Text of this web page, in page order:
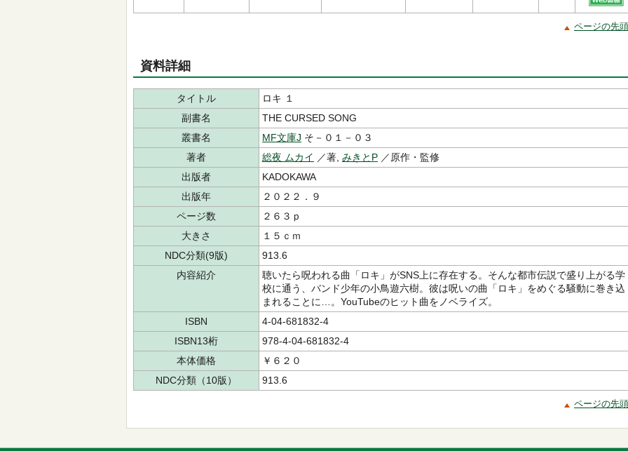
ページの先
資料詳細
タイトル
ロキ １
副書名
THE CURSED SONG
叢書名
MF文庫J そ－０１－０３
著者
総夜 ムカイ ／著, みきとP ／原作・監修
出版者
KADOKAWA
出版年
２０２２．９
ページ数
２６３ｐ
大きさ
１５ｃｍ
NDC分類(9版)
913.6
内容紹介
聴いたら呪われる曲「ロキ」がSNS上に存在する。そんな都市伝説で盛り上がる学
校に通う、バンド少年の小鳥遊六樹。彼は呪いの曲「ロキ」をめぐる騒動に巻き込
まれることに…。YouTubeのヒット曲をノベライズ。
ISBN
4-04-681832-4
ISBN13桁
978-4-04-681832-4
本体価格
￥６２０
NDC分類（10版）
913.6
ページの先